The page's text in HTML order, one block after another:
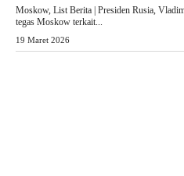
Moskow, List Berita | Presiden Rusia,
tegas Moskow terkait...
19 Maret 2026